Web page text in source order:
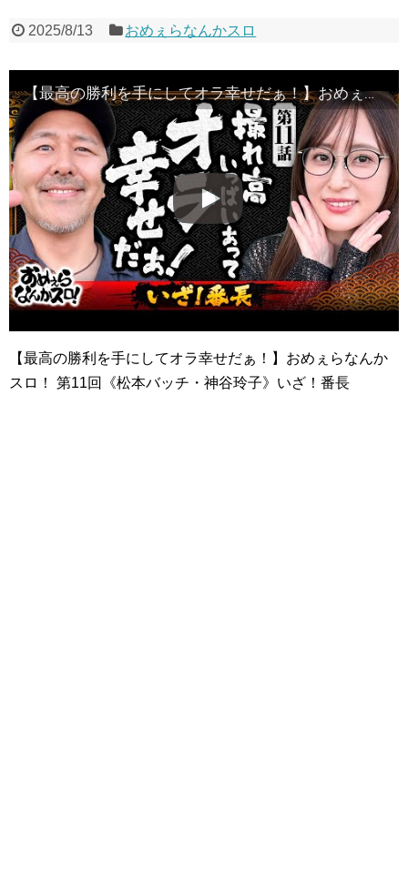
2025/8/13 おめぇらなんかスロ
【最高の勝利を手にしてオラ幸せだぁ！】おめぇらなんかスロ！ 第11回《松本バッチ・神谷玲子》いざ！番長［パチスロ・スロット］
【最高の勝利を手にしてオラ幸せだぁ！】おめぇらなんか
スロ！ 第11回《松本バッチ・神谷玲子》いざ！番長